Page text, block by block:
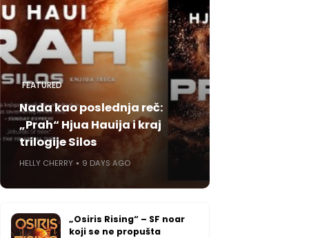
FEATURED
Nada kao poslednja reč:
„Prah“ Hjua Hauija i kraj
trilogije Silos
HELLY CHERRY 9 DAYS AGO
„Osiris Rising“ – SF noar
koji se ne propušta